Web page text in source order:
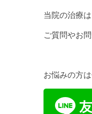
当院の治療
ご質問やお
お悩みの方